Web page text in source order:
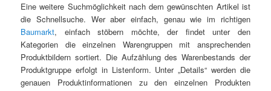
Eine weitere Suchmöglichkeit nach dem gewünschten Artikel ist
die Schnellsuche. Wer aber einfach, genau wie im richtigen
Baumarkt, einfach stöbern möchte, der findet unter den
Kategorien die einzelnen Warengruppen mit ansprechenden
Produktbildern sortiert. Die Aufzählung des Warenbestands der
Produktgruppe erfolgt in Listenform. Unter „Details“ werden die
genauen Produktinformationen zu den einzelnen Produkten